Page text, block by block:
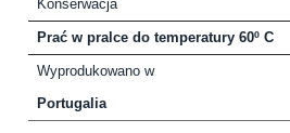
Konserwacja
Prać w pralce do temperatury 60º C
Wyprodukowano w
Portugalia